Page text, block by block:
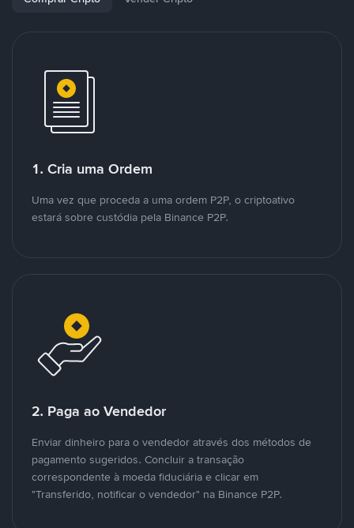
1. Cria uma Ordem
Uma vez que proceda a uma ordem P2P, o criptoativo
estará sobre custódia pela Binance P2P.
2. Paga ao Vendedor
Enviar dinheiro para o vendedor através dos métodos de
pagamento sugeridos. Concluir a transação
correspondente à moeda fiduciária e clicar em
"Transferido, notificar o vendedor" na Binance P2P.